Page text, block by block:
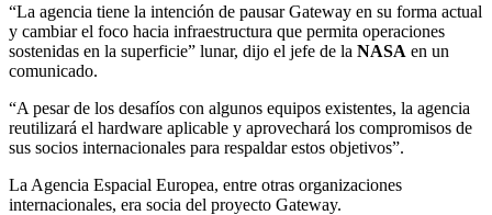
“La agencia tiene la intención de pausar Gateway en su forma actual
y cambiar el foco hacia infraestructura que permita operaciones
sostenidas en la superficie” lunar, dijo el jefe de la NASA en un
comunicado.
“A pesar de los desafíos con algunos equipos existentes, la agencia
reutilizará el hardware aplicable y aprovechará los compromisos de
sus socios internacionales para respaldar estos objetivos”.
La Agencia Espacial Europea, entre otras organizaciones
internacionales, era socia del proyecto Gateway.